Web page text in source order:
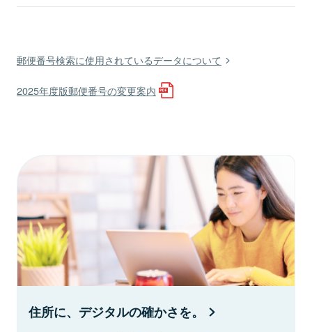
郵便番号検索に使用されているデータについて
2025年度版郵便番号の変更案内
住所に、デジタルの確かさを。